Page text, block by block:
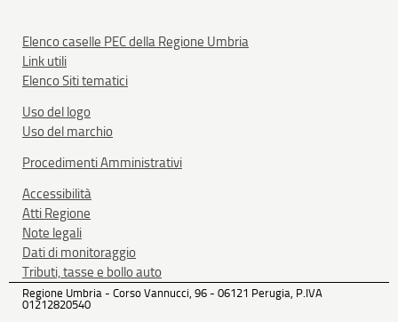
Elenco caselle PEC della Regione Umbria
Link utili
Elenco Siti tematici
Uso del logo
Uso del marchio
Procedimenti Amministrativi
Accessibilità
Atti Regione
Note legali
Dati di monitoraggio
Tributi, tasse e bollo auto
Regione Umbria - Corso Vannucci, 96 - 06121 Perugia, P.IVA
01212820540